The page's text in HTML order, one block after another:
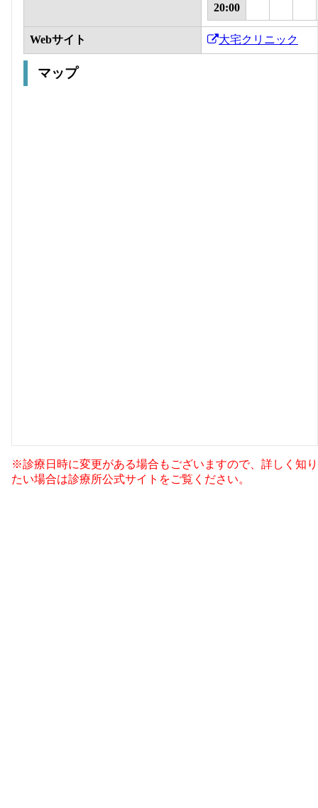
20:00
Webサイト 大宅クリニック
マップ
※診療日時に変更がある場合もございますので、詳しく知り
たい場合は診療所公式サイトをご覧ください。